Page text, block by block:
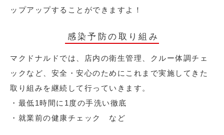
ップアップすることができますよ！
感染予防の取り組み
マクドナルドでは、店内の衛生管理、クルー体調チェ
ックなど、安全・安心のためにこれまで実施してきた
取り組みを継続して行っていきます。
・最低1時間に1度の手洗い徹底
・就業前の健康チェック など